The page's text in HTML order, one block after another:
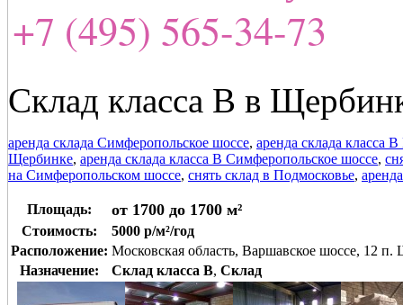
+7 (495) 565-34-73
Склад класса В в
аренда склада Симферопольское шоссе, аренда склада класса
Щербинке, аренда склада класса В Симферопольское шоссе,
на Симферопольском шоссе, снять склад в Подмосковье,
Площадь: от 1700 до 1700 м²
Стоимость:
5000 р/м²/год
Расположение: Московская область, Варшавское шоссе, 12 п.
Назначение:
Склад класса B, Склад